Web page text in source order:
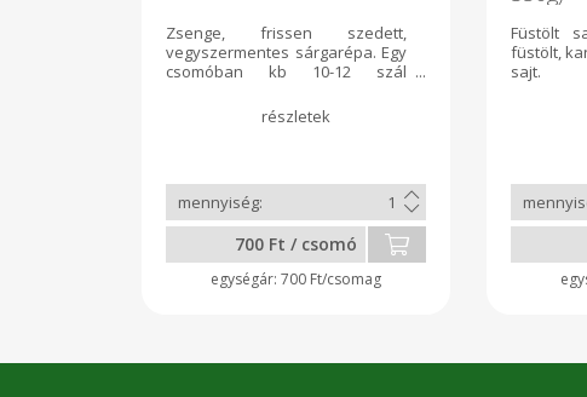
Zsenge, frissen szedett,
vegyszermentes sárgarépa. Egy
csomóban kb 10-12 szál
mert nem egyenes, vagy duplán
nőtt, én bizony beleteszem a
másképp nőttek :)
700 Ft / csomó
700 Ft/csomag
Füstölt
füstölt,
sajt.